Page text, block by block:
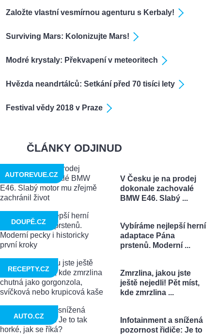
Založte vlastní vesmírnou agenturu s Kerbaly!
Surviving Mars: Kolonizujte Mars!
Modré krystaly: Překvapení v meteoritech
Hvězda neandrtálců: Setkání před 70 tisíci lety
Festival vědy 2018 v Praze
ČLÁNKY ODJINUD
V Česku je na prodej
dokonale zachovalé
BMW E46. Slabý ...
AUTOREVUE.CZ
Vybíráme nejlepší herní
adaptace Pána
prstenů. Moderní ...
DOUPĚ.CZ
Zmrzlina, jakou jste
ještě nejedli! Pět míst,
kde zmrzlina ...
RECEPTY.CZ
Infotainment a snížená
pozornost řidiče: Je to
AUTO.CZ